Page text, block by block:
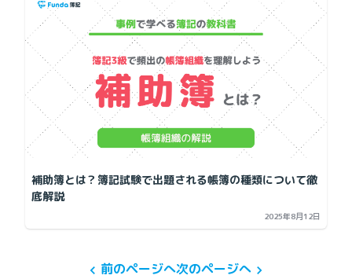
補助簿とは？簿記試験で出題される帳簿の種類について徹
底解説
2025年8月12日
前のページへ次のページへ